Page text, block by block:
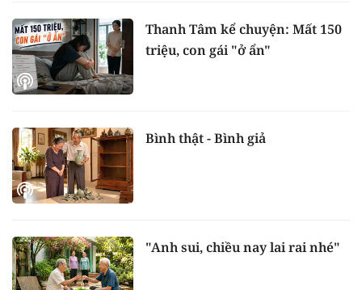
Thanh Tâm kể chuyện: Mất 150
triệu, con gái "ở ẩn"
Bình thật - Bình giả
"Anh sui, chiều nay lai rai nhé"